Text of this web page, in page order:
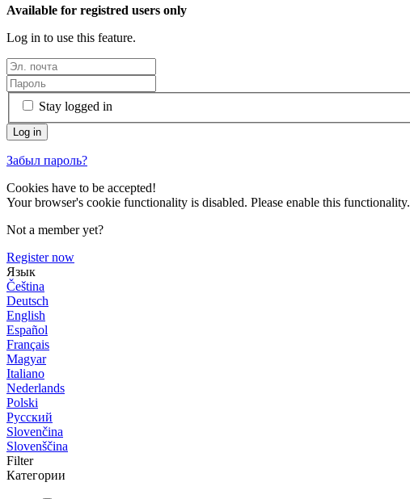
Available for registred users only
Log in to use this feature.
Stay logged in
Забыл пароль?
Cookies have to be accepted!
Your browser's cookie functionality is disabled. Please enable this functionality.
Not a member yet?
Register now
Язык
Čeština
Deutsch
English
Español
Français
Magyar
Italiano
Nederlands
Polski
Русский
Slovenčina
Slovenščina
Filter
Категории